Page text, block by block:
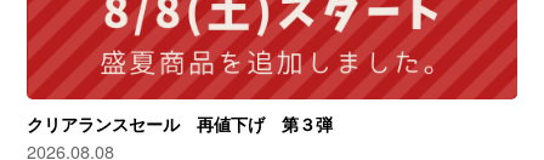
クリアランスセール 再値下げ 第３弾
2026.08.08